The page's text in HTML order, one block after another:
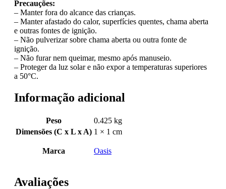
Precauções:
– Manter fora do alcance das crianças.
– Manter afastado do calor, superfícies quentes, chama aberta
e outras fontes de ignição.
– Não pulverizar sobre chama aberta ou outra fonte de
ignição.
– Não furar nem queimar, mesmo após manuseio.
– Proteger da luz solar e não expor a temperaturas superiores
a 50°C.
Informação adicional
Peso
0.425 kg
Dimensões (C x L x A) 1 × 1 cm
Marca Oasis
Avaliações